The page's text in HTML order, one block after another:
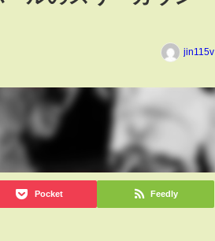
jin115v
Pocket Feedly